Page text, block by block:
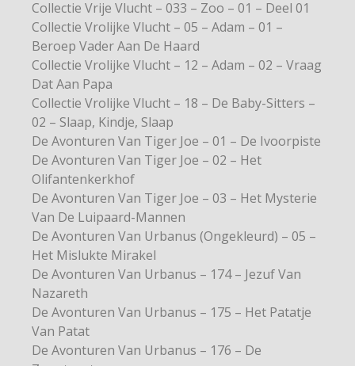
Collectie Vrije Vlucht – 033 – Zoo – 01 – Deel 01
Collectie Vrolijke Vlucht – 05 – Adam – 01 –
Beroep Vader Aan De Haard
Collectie Vrolijke Vlucht – 12 – Adam – 02 – Vraag
Dat Aan Papa
Collectie Vrolijke Vlucht – 18 – De Baby-Sitters –
02 – Slaap, Kindje, Slaap
De Avonturen Van Tiger Joe – 01 – De Ivoorpiste
De Avonturen Van Tiger Joe – 02 – Het
Olifantenkerkhof
De Avonturen Van Tiger Joe – 03 – Het Mysterie
Van De Luipaard-Mannen
De Avonturen Van Urbanus (Ongekleurd) – 05 –
Het Mislukte Mirakel
De Avonturen Van Urbanus – 174 – Jezuf Van
Nazareth
De Avonturen Van Urbanus – 175 – Het Patatje
Van Patat
De Avonturen Van Urbanus – 176 – De